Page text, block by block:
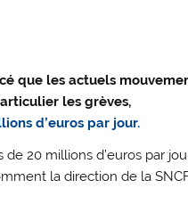
que les actuels
les grèves,
d’euros par jour.
de 20 millions d’euros par
la direction de la